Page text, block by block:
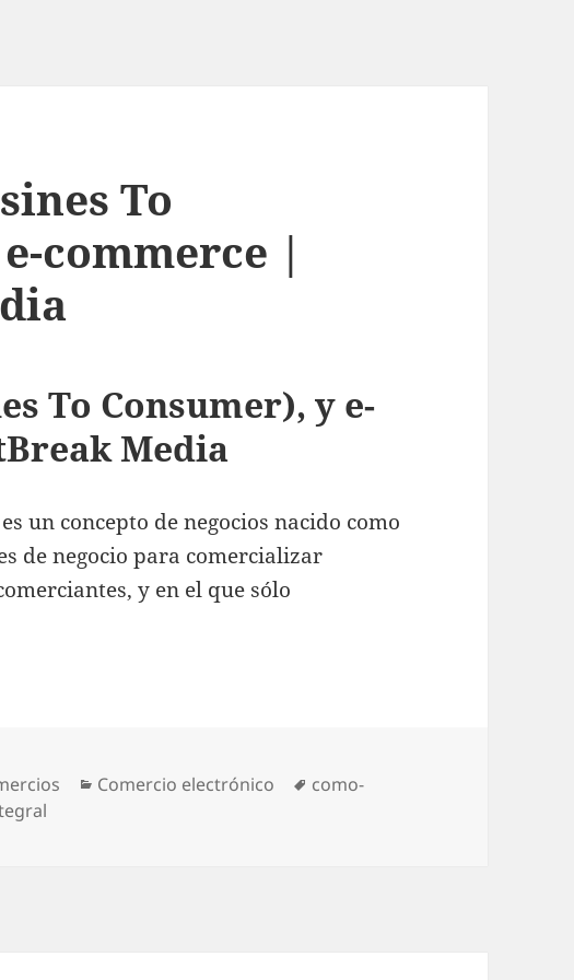
To
commerce |
To Consumer), y e-
Media
un concepto de negocios nacido como
de negocio para comercializar
y en el que sólo
Categories
Comercio electrónico Tags
como-